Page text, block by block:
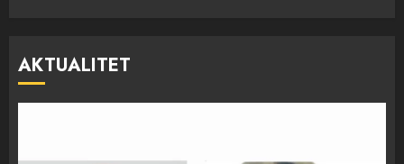
AKTUALITET